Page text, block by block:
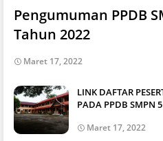
Pengumuman PPDB
Tahun 2022
Maret 17, 2022
LINK DAFTAR
PADA PPDB SMPN
Maret 17, 2022